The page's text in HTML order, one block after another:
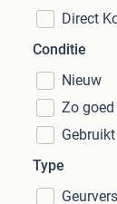
Direct
Conditie
Nieuw
Zo
Gebruikt
Type